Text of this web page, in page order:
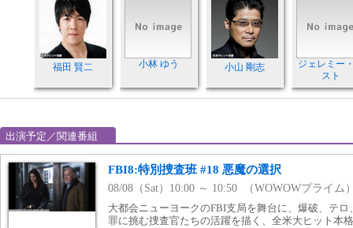
福田 賢二 小林 ゆう 小山 剛志
ジェレミー
スト
出演予定／関連番組
FBI8:特別捜査班 #18 悪魔の選択
08/08（Sat）10:00 ～ 10:50 （WOWOWプライム
大都会ニューヨークのFBI支局を舞台に、爆破、テ
罪に挑む捜査官たちの活躍を描く、全米大ヒット本